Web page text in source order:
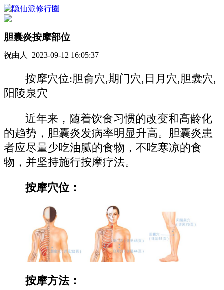
胆囊炎按摩部位
祝由人 2023-09-12 16:05:37
按摩穴位:胆俞穴,期门穴,日月穴,胆囊穴,
阳陵泉穴
近年来，随着饮食习惯的改变和高龄化
的趋势，胆囊炎发病率明显升高。胆囊炎患
者应尽量少吃油腻的食物，不吃寒凉的食
物，并坚持施行按摩疗法。
按摩穴位：
按摩方法：